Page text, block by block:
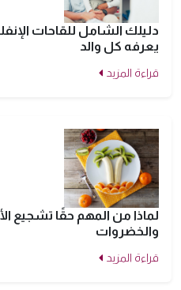
دليلك الشامل للقاحات
يعرفه كل والد
قراءة المزيد
لماذا من المهم حقًا تشجيع
والخضروات
قراءة المزيد